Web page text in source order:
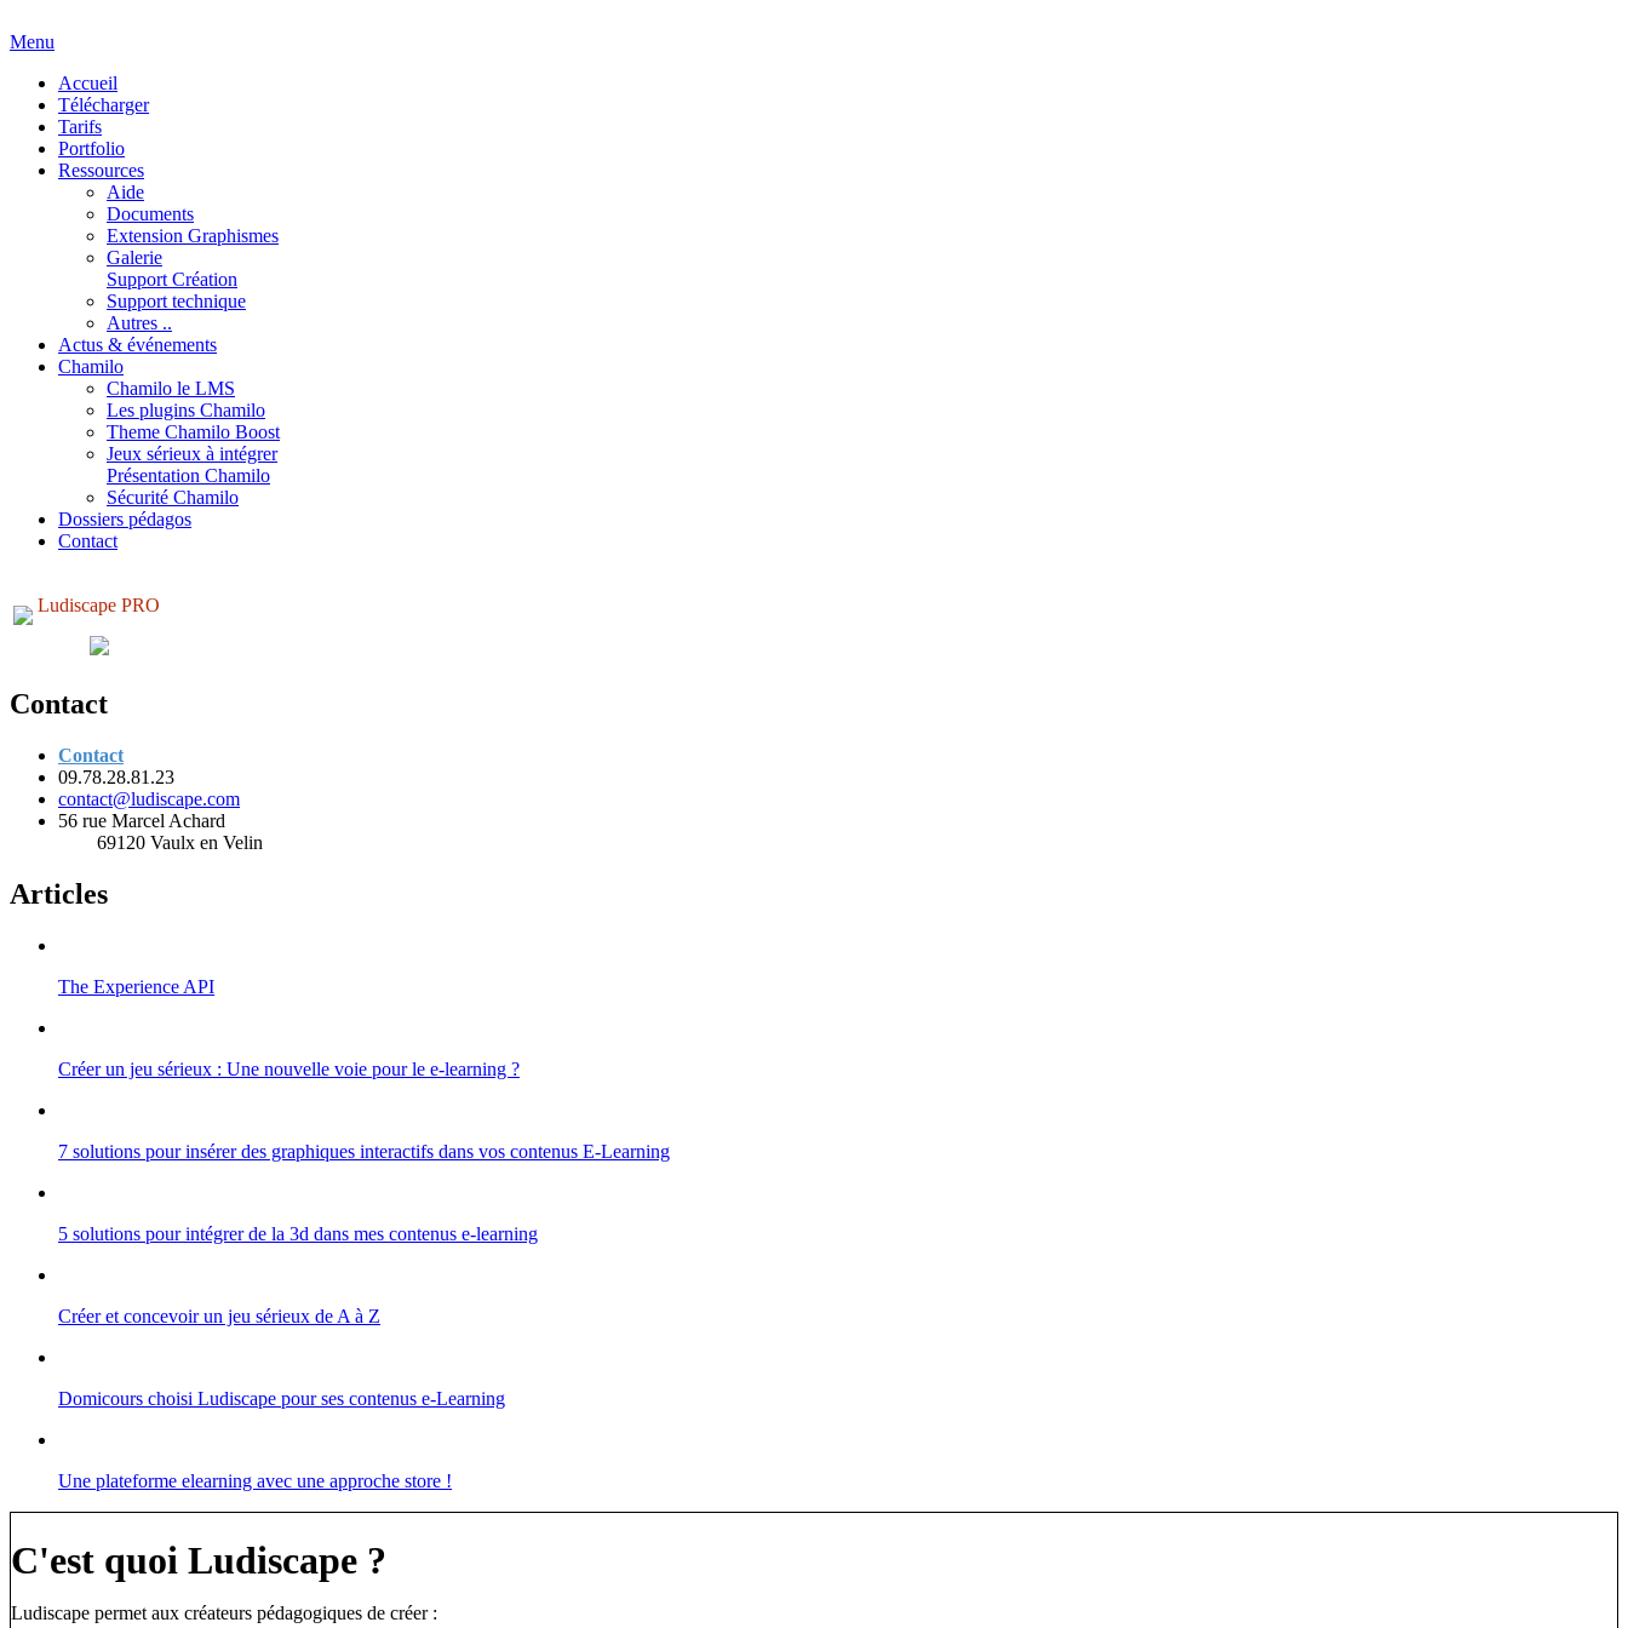
Menu
Accueil
Télécharger
Tarifs
Portfolio
Ressources
Aide
Documents
Extension Graphismes
Galerie
Support Création
Support technique
Autres ..
Actus & événements
Chamilo
Chamilo le LMS
Les plugins Chamilo
Theme Chamilo Boost
Jeux sérieux à intégrer
Présentation Chamilo
Sécurité Chamilo
Dossiers pédagos
Contact
Ludiscape PRO
Contact
Contact
09.78.28.81.23
contact@ludiscape.com
56 rue Marcel Achard
69120 Vaulx en Velin
Articles
The Experience API
Créer un jeu sérieux : Une nouvelle voie pour le e-learning ?
7 solutions pour insérer des graphiques interactifs dans vos contenus E-Learning
5 solutions pour intégrer de la 3d dans mes contenus e-learning
Créer et concevoir un jeu sérieux de A à Z
Domicours choisi Ludiscape pour ses contenus e-Learning
Une plateforme elearning avec une approche store !
C'est quoi Ludiscape ?
Ludiscape permet aux créateurs pédagogiques de créer :